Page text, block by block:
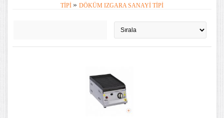
TIPI » DÖKÜM IZGARA SANAYI TIPI